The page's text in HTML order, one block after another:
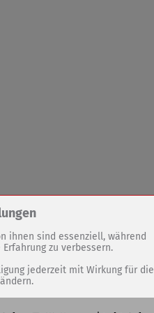
/ Drittanbieter:
GmbH & Co. KG)
ihnen sind essenziell, während
zu verbessern.
jederzeit mit Wirkung für die